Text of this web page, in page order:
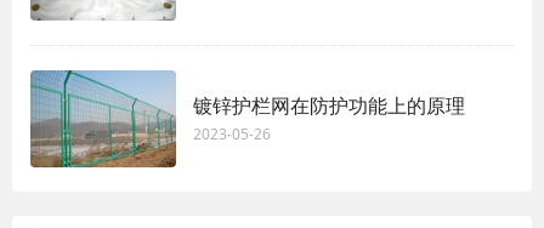
镀锌护栏网在防护功能上的原理
2023-05-26